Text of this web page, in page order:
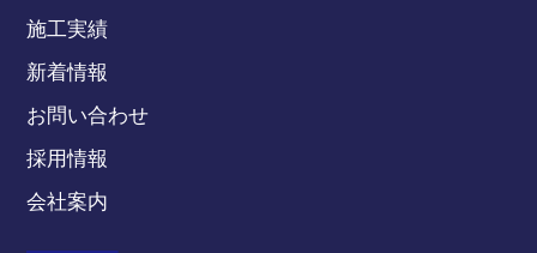
施工実績
新着情報
お問い合わせ
採用情報
会社案内